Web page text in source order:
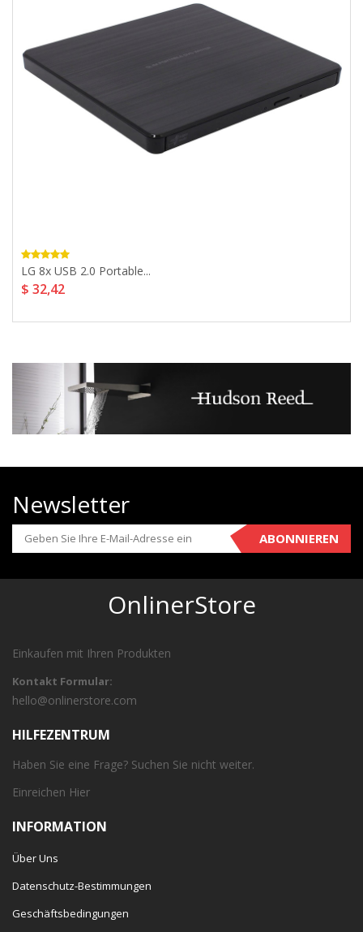
LG 8x USB 2.0 Portable...
$ 32,42
Newsletter
ABONNIEREN
OnlinerStore
Einkaufen mit Ihren Produkten
Kontakt Formular:
hello@onlinerstore.com
HILFEZENTRUM
Haben Sie eine Frage? Suchen Sie nicht weiter.
Einreichen Hier
INFORMATION
Über Uns
Datenschutz-Bestimmungen
Geschäftsbedingungen